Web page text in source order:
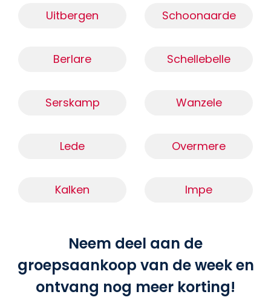
Uitbergen Schoonaarde
Berlare Schellebelle
Serskamp Wanzele
Lede Overmere
Kalken Impe
Neem deel aan de
groepsaankoop van de week en
ontvang nog meer korting!